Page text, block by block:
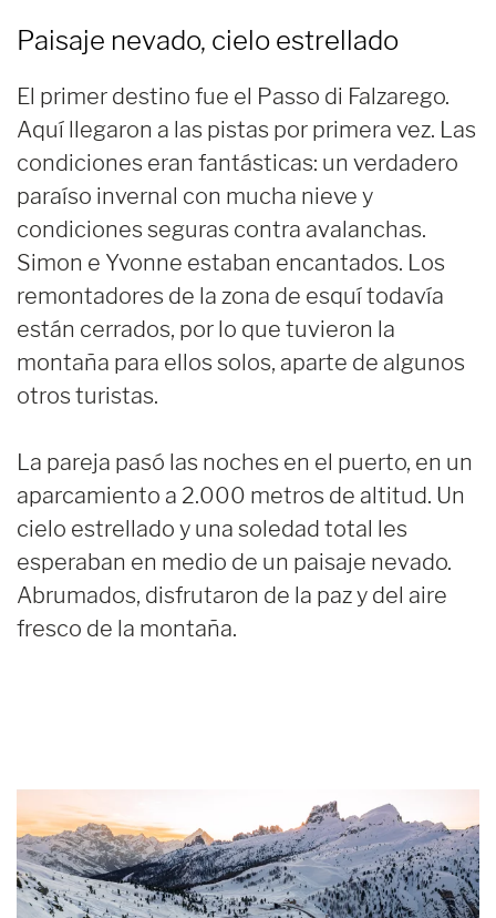
Paisaje nevado, cielo estrellado
El primer destino fue el Passo di Falzarego.
Aquí llegaron a las pistas por primera vez. Las
condiciones eran fantásticas: un verdadero
paraíso invernal con mucha nieve y
condiciones seguras contra avalanchas.
Simon e Yvonne estaban encantados. Los
remontadores de la zona de esquí todavía
están cerrados, por lo que tuvieron la
montaña para ellos solos, aparte de algunos
otros turistas.
La pareja pasó las noches en el puerto, en un
aparcamiento a 2.000 metros de altitud. Un
cielo estrellado y una soledad total les
esperaban en medio de un paisaje nevado.
Abrumados, disfrutaron de la paz y del aire
fresco de la montaña.